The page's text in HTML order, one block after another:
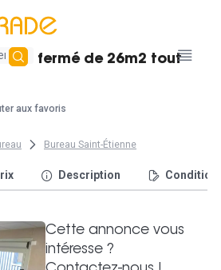
fermé de 26m2 tout
aux favoris
Bureau Saint-Étienne
Description
Cette annonce vous
intéresse ?